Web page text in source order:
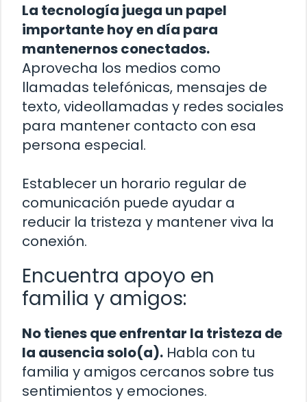
La tecnología juega un papel
importante hoy en día para
mantenernos conectados.
Aprovecha los medios como
llamadas telefónicas, mensajes de
texto, videollamadas y redes sociales
para mantener contacto con esa
persona especial.
Establecer un horario regular de
comunicación puede ayudar a
reducir la tristeza y mantener viva la
conexión.
Encuentra apoyo en
familia y amigos:
No tienes que enfrentar la tristeza de
la ausencia solo(a). Habla con tu
familia y amigos cercanos sobre tus
sentimientos y emociones.